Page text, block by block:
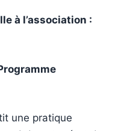
à l’association :
une pratique